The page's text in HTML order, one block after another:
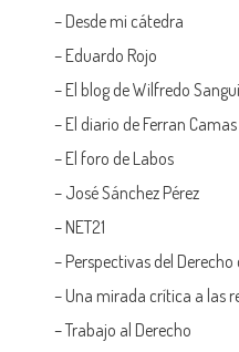
– Desde mi cátedra
– Eduardo Rojo
– El blog de Wilfredo
– El diario de Ferran Camas
– El foro de Labos
– José Sánchez Pérez
– NET21
– Perspectivas del Derecho
– Una mirada crítica a las
–Trabajo al Derecho